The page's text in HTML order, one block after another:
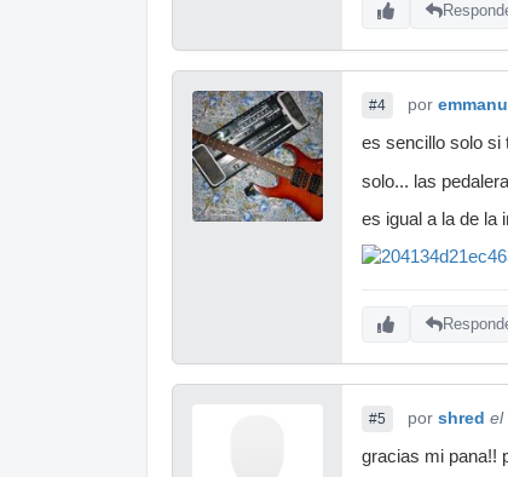
#4 por
es sencillo solo si
solo... las
es igual a la de la
#5 por shred el
gracias mi pana!!